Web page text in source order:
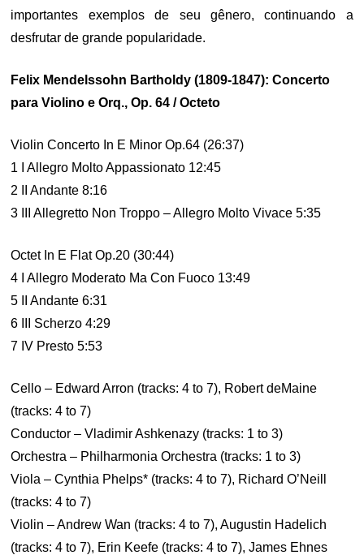
importantes exemplos de seu gênero, continuando a
desfrutar de grande popularidade.
Felix Mendelssohn Bartholdy (1809-1847): Concerto
para Violino e Orq., Op. 64 / Octeto
Violin Concerto In E Minor Op.64 (26:37)
1 I Allegro Molto Appassionato 12:45
2 II Andante 8:16
3 III Allegretto Non Troppo – Allegro Molto Vivace 5:35
Octet In E Flat Op.20 (30:44)
4 I Allegro Moderato Ma Con Fuoco 13:49
5 II Andante 6:31
6 III Scherzo 4:29
7 IV Presto 5:53
Cello – Edward Arron (tracks: 4 to 7), Robert deMaine
(tracks: 4 to 7)
Conductor – Vladimir Ashkenazy (tracks: 1 to 3)
Orchestra – Philharmonia Orchestra (tracks: 1 to 3)
Viola – Cynthia Phelps* (tracks: 4 to 7), Richard O’Neill
(tracks: 4 to 7)
Violin – Andrew Wan (tracks: 4 to 7), Augustin Hadelich
(tracks: 4 to 7), Erin Keefe (tracks: 4 to 7), James Ehnes